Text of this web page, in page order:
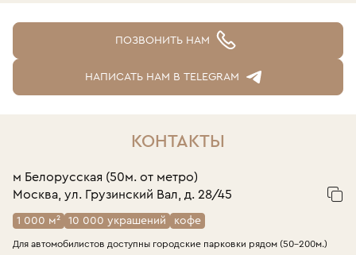
ПОЗВОНИТЬ НАМ
НАПИСАТЬ НАМ В TELEGRAM
КОНТАКТЫ
м Белорусская (50м. от метро)
Москва, ул. Грузинский Вал, д. 28/45
1 000 м² 10 000 украшений кофе
Для автомобилистов доступны городские парковки рядом (50-200м.)